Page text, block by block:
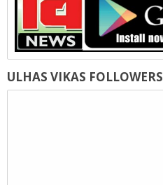
ULHAS VIKAS FOLLOWERS